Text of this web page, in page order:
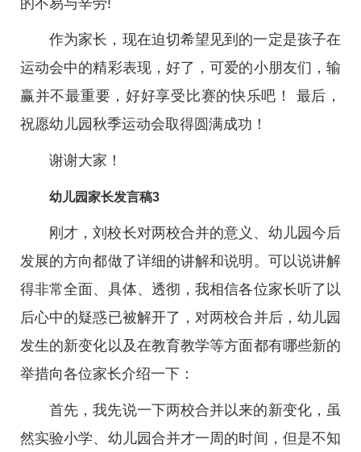
的不易与辛劳!
作为家长，现在迫切希望见到的一定是孩子在
运动会中的精彩表现，好了，可爱的小朋友们，输
赢并不最重要，好好享受比赛的快乐吧！ 最后，
祝愿幼儿园秋季运动会取得圆满成功！
谢谢大家！
幼儿园家长发言稿3
刚才，刘校长对两校合并的意义、幼儿园今后
发展的方向都做了详细的讲解和说明。可以说讲解
得非常全面、具体、透彻，我相信各位家长听了以
后心中的疑惑已被解开了，对两校合并后，幼儿园
发生的新变化以及在教育教学等方面都有哪些新的
举措向各位家长介绍一下：
首先，我先说一下两校合并以来的新变化，虽
然实验小学、幼儿园合并才一周的时间，但是不知